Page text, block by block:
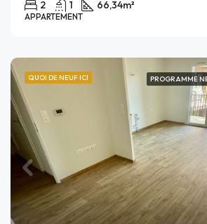
2 1 66,34m²
APPARTEMENT
QUOI DE NEUF ICI PROGRAMME